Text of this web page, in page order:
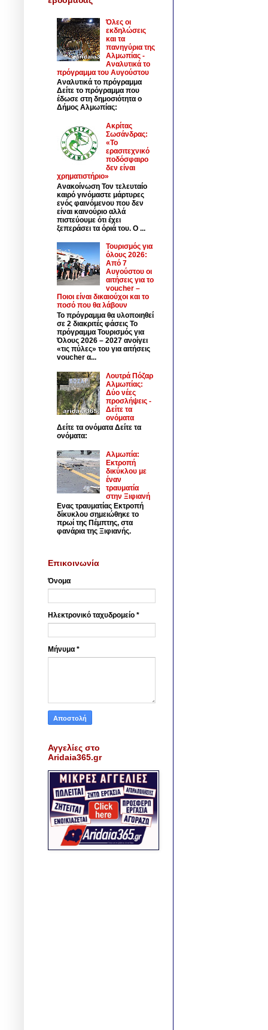
Όλες οι
εκδηλώσεις
και τα
πανηγύρια της
Αλμωπίας -
Αναλυτικά το
πρόγραμμα του Αυγούστου
Αναλυτικά το πρόγραμμα
Δείτε το πρόγραμμα που
έδωσε στη δημοσιότητα ο
Δήμος Αλμωπίας:
Ακρίτας
Σωσάνδρας:
«Το
ερασιτεχνικό
ποδόσφαιρο
δεν είναι
χρηματιστήριο»
Ανακοίνωση Τον τελευταίο
καιρό γινόμαστε μάρτυρες
ενός φαινόμενου που δεν
είναι καινούριο αλλά
πιστεύουμε ότι έχει
ξεπεράσει τα όριά του. Ο ...
Τουρισμός για
όλους 2026:
Από 7
Αυγούστου οι
αιτήσεις για το
voucher –
Ποιοι είναι δικαιούχοι και το
ποσό που θα λάβουν
Το πρόγραμμα θα υλοποιηθεί
σε 2 διακριτές φάσεις Το
πρόγραμμα Τουρισμός για
Όλους 2026 – 2027 ανοίγει
«τις πύλες» του για αιτήσεις
voucher α...
Λουτρά Πόζαρ
Αλμωπίας:
Δύο νέες
προσλήψεις -
Δείτε τα
ονόματα
Δείτε τα ονόματα Δείτε τα
ονόματα:
Αλμωπία:
Εκτροπή
δικύκλου με
έναν
τραυματία
στην Ξιφιανή
Ενας τραυματίας Εκτροπή
δίκυκλου σημειώθηκε το
πρωί της Πέμπτης, στα
φανάρια της Ξιφιανής.
Επικοινωνία
Όνομα
Ηλεκτρονικό ταχυδρομείο *
Μήνυμα *
Αγγελίες στο
Aridaia365.gr